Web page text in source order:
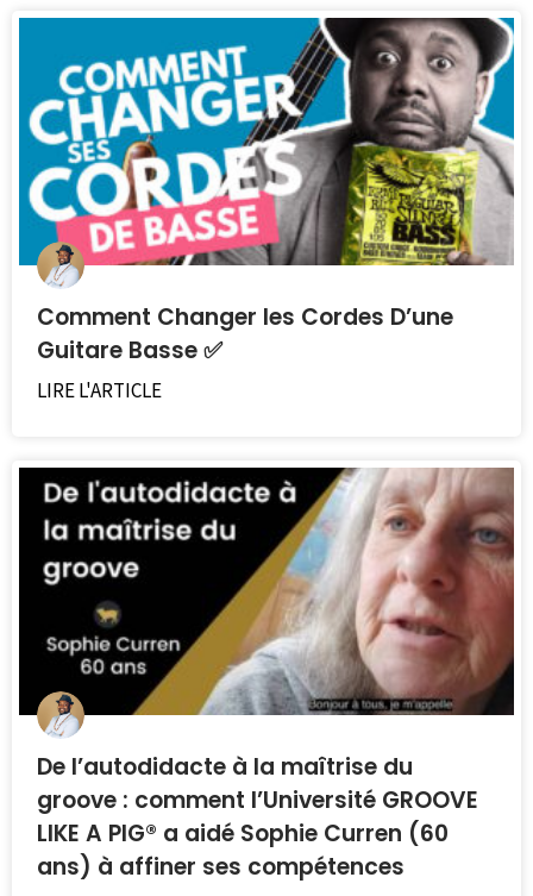
Comment Changer les Cordes D’une
Guitare Basse ✅
LIRE L'ARTICLE
De l’autodidacte à la maîtrise du
groove : comment l’Université GROOVE
LIKE A PIG® a aidé Sophie Curren (60
ans) à affiner ses compétences